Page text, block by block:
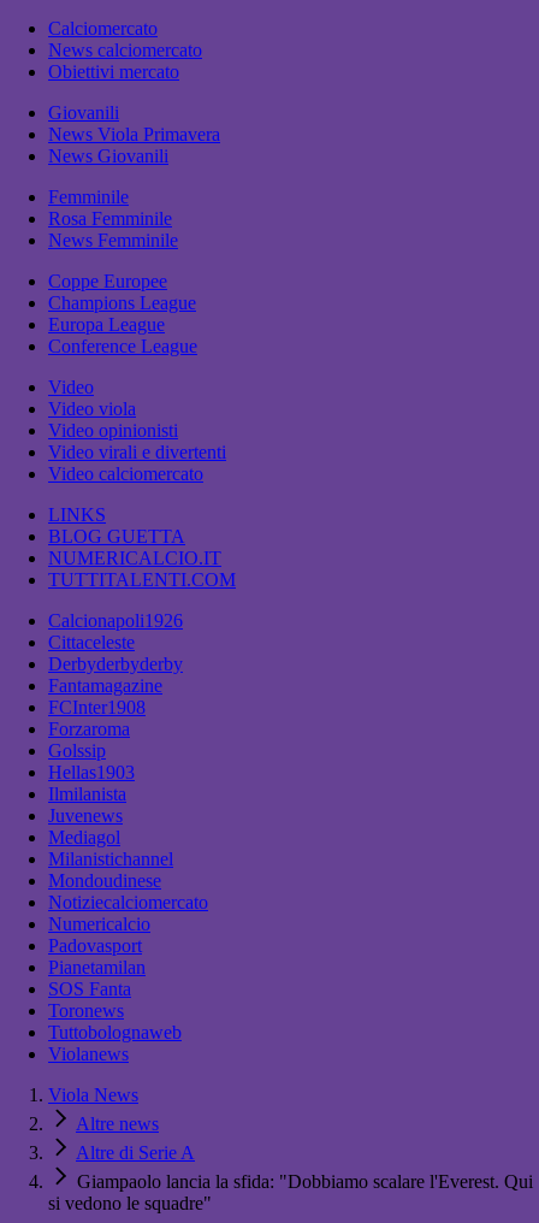
Calciomercato
News calciomercato
Obiettivi mercato
Giovanili
News Viola Primavera
News Giovanili
Femminile
Rosa Femminile
News Femminile
Coppe Europee
Champions League
Europa League
Conference League
Video
Video viola
Video opinionisti
Video virali e divertenti
Video calciomercato
LINKS
BLOG GUETTA
NUMERICALCIO.IT
TUTTITALENTI.COM
Calcionapoli1926
Cittaceleste
Derbyderbyderby
Fantamagazine
FCInter1908
Forzaroma
Golssip
Hellas1903
Ilmilanista
Juvenews
Mediagol
Milanistichannel
Mondoudinese
Notiziecalciomercato
Numericalcio
Padovasport
Pianetamilan
SOS Fanta
Toronews
Tuttobolognaweb
Violanews
Viola News
Altre news
Altre di Serie A
Giampaolo lancia la sfida: "Dobbiamo scalare l'Everest. Qui
si vedono le squadre"